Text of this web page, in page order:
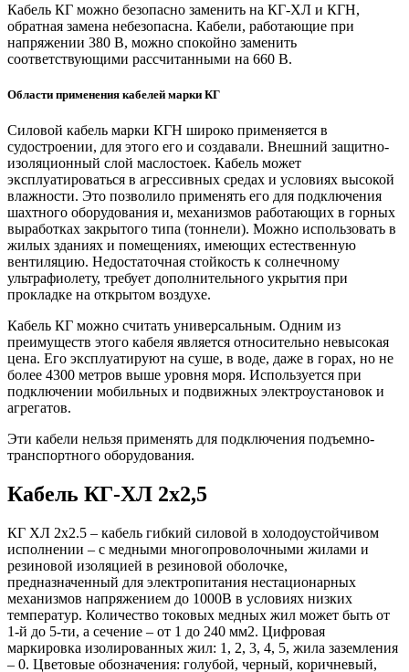
Кабель КГ можно безопасно заменить на КГ-ХЛ и КГН,
обратная замена небезопасна. Кабели, работающие при
напряжении 380 В, можно спокойно заменить
соответствующими рассчитанными на 660 В.
Области применения кабелей марки КГ
Силовой кабель марки КГН широко применяется в
судостроении, для этого его и создавали. Внешний защитно-
изоляционный слой маслостоек. Кабель может
эксплуатироваться в агрессивных средах и условиях высокой
влажности. Это позволило применять его для подключения
шахтного оборудования и, механизмов работающих в горных
выработках закрытого типа (тоннели). Можно использовать в
жилых зданиях и помещениях, имеющих естественную
вентиляцию. Недостаточная стойкость к солнечному
ультрафиолету, требует дополнительного укрытия при
прокладке на открытом воздухе.
Кабель КГ можно считать универсальным. Одним из
преимуществ этого кабеля является относительно невысокая
цена. Его эксплуатируют на суше, в воде, даже в горах, но не
более 4300 метров выше уровня моря. Используется при
подключении мобильных и подвижных электроустановок и
агрегатов.
Эти кабели нельзя применять для подключения подъемно-
транспортного оборудования.
Кабель КГ-ХЛ 2х2,5
КГ ХЛ 2х2.5 – кабель гибкий силовой в холодоустойчивом
исполнении – с медными многопроволочными жилами и
резиновой изоляцией в резиновой оболочке,
предназначенный для электропитания нестационарных
механизмов напряжением до 1000В в условиях низких
температур. Количество токовых медных жил может быть от
1-й до 5-ти, а сечение – от 1 до 240 мм2. Цифровая
маркировка изолированных жил: 1, 2, 3, 4, 5, жила заземления
– 0. Цветовые обозначения: голубой, черный, коричневый,